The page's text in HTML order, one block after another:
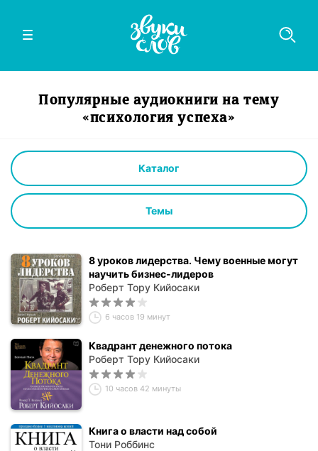
Популярные аудиокниги на тему
«психология успеха»
Каталог
Темы
8 уроков лидерства. Чему военные могут
научить бизнес-лидеров
Роберт Тору Кийосаки
6 часов 19 минут
Квадрант денежного потока
Роберт Тору Кийосаки
10 часов 42 минуты
Книга о власти над собой
Тони Роббинс